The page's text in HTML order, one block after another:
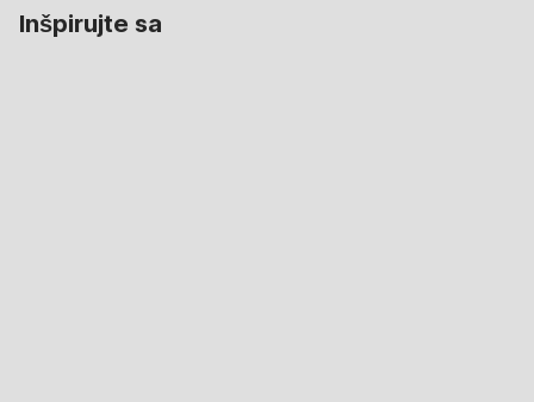
Inšpirujte sa